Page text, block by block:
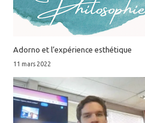
Adorno et l’expérience esthétique
11 mars 2022